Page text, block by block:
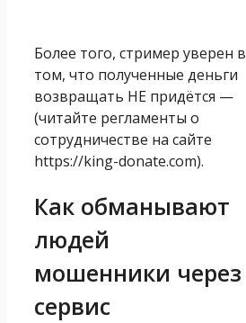
Более того, стример уверен в
том, что полученные деньги
возвращать НЕ придётся —
(читайте регламенты о
сотрудничестве на сайте
https://king-donate.com).
Как обманывают
людей
мошенники через
сервис